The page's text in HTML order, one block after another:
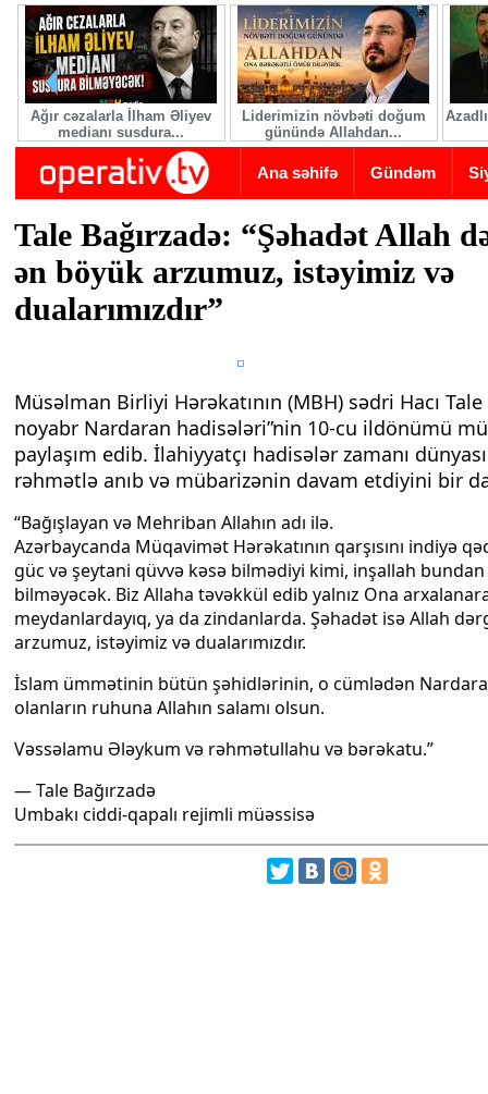
Skip to main content
Ağır cəzalarla İlham Əliyev
medianı susdura...
Liderimizin növbəti doğum
günündə Allahdan...
Ana səhifə Gündəm
Tale Bağırzadə: “Şəhadət Allah
ən böyük arzumuz, istəyimiz və
dualarımızdır”
Müsəlman Birliyi Hərəkatının (MBH) sədri Hacı Tale
noyabr Nardaran hadisələri”nin 10-cu ildönümü
paylaşım edib. İlahiyyatçı hadisələr zamanı
rəhmətlə anıb və mübarizənin davam etdiyini bir
“Bağışlayan və Mehriban Allahın adı ilə.
Azərbaycanda Müqavimət Hərəkatının qarşısını indiyə
güc və şeytani qüvvə kəsə bilmədiyi kimi, inşallah
bilməyəcək. Biz Allaha təvəkkül edib yalnız Ona
meydanlardayıq, ya da zindanlarda. Şəhadət isə Allah
arzumuz, istəyimiz və dualarımızdır.
İslam ümmətinin bütün şəhidlərinin, o cümlədən
olanların ruhuna Allahın salamı olsun.
Vəssəlamu Ələykum və rəhmətullahu və bərəkatu.”
— Tale Bağırzadə
Umbakı ciddi-qapalı rejimli müəssisə